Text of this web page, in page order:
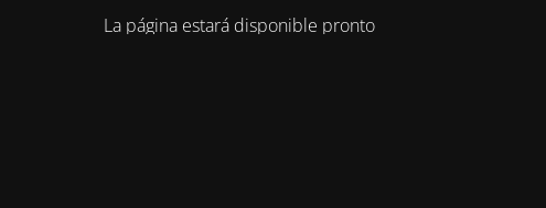
La página estará disponible pronto